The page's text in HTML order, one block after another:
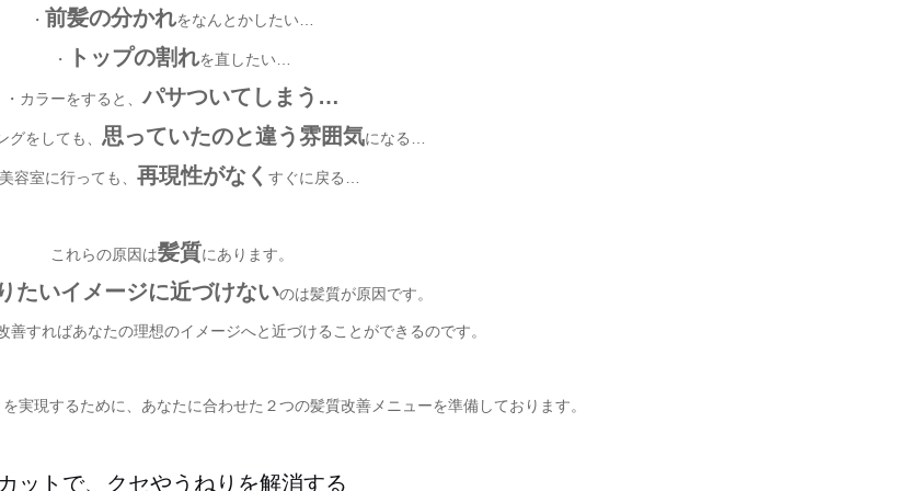
・ 前髪の分かれをなんとかしたい…
・ トップの割れを直したい…
・カラーをすると、パサついてしまう…
グをしても、 思っていたのと違う雰囲気になる…
美容室に行っても、 再現性がなく すぐに戻る…
これらの原因は髪質にあります。
たいイメージに近づけないのは髪質が原因です。
善すればあなたの理想のイメージへと近づけることができるのです。
実現するために、あなたに合わせた２つの髪質改善メニューを準備しております。
カットで、クセやうねりを解消する